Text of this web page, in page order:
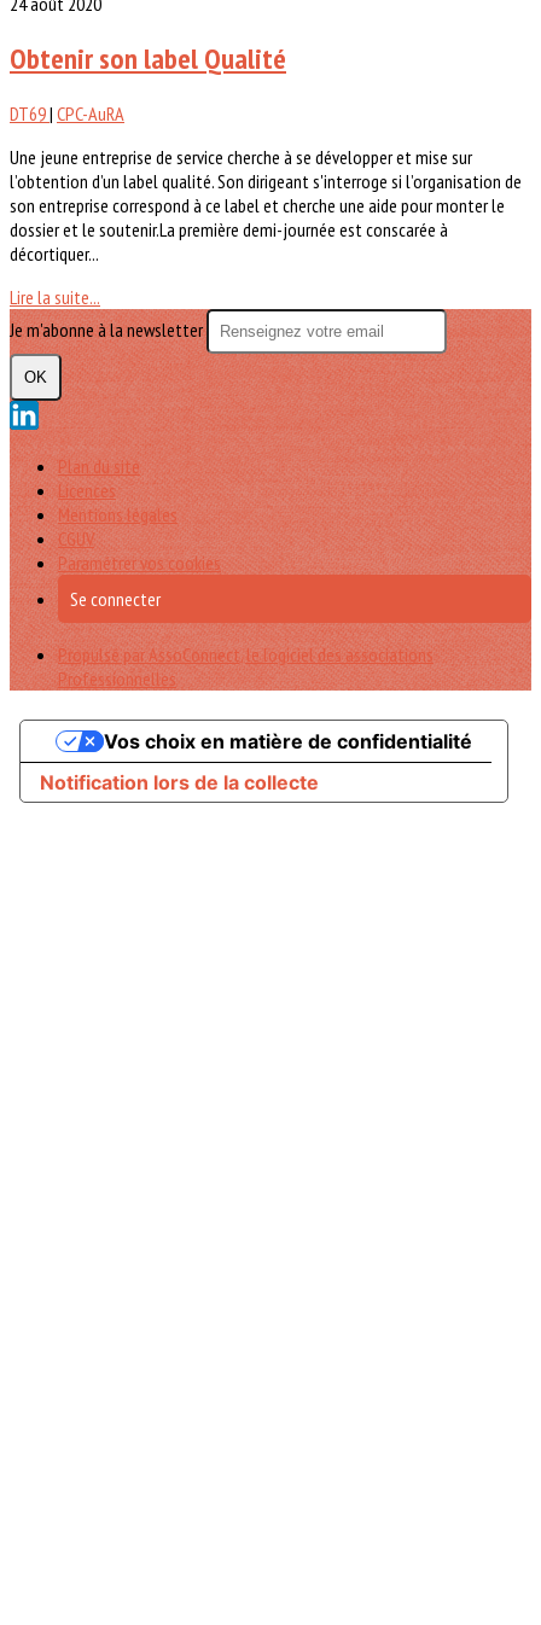
Obtenir son label Qualité
DT69| CPC-AuRA
Une jeune entreprise de service cherche à se développer et mise sur
l’obtention d’un label qualité. Son dirigeant s'interroge si l’organisation de
son entreprise correspond à ce label et cherche une aide pour monter le
dossier et le soutenir.La première demi-journée est conscarée à
décortiquer...
Lire la suite...
Je m'abonne à la newsletter
OK
Plan du site
Licences
Mentions légales
CGUV
Paramétrer vos cookies
Se connecter
Propulsé par AssoConnect, le logiciel des associations
Professionnelles
Notification lors de la collecte
Vos choix en matière de confidentialité